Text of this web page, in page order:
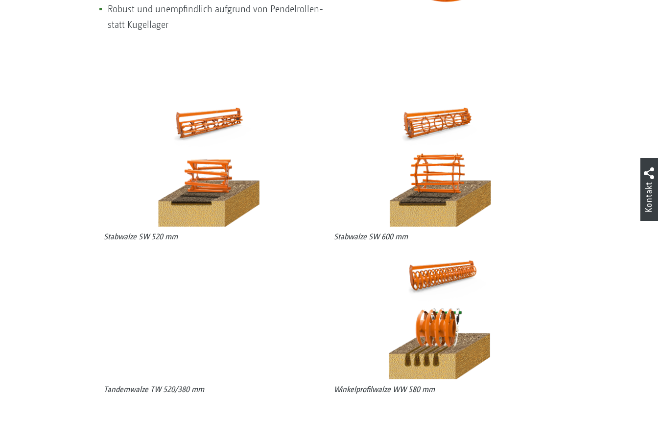
Robust und unempfindlich aufgrund von Pendelrollen-
statt Kugellager
Stabwalze SW 520 mm Stabwalze SW 600 mm
Tandemwalze TW 520/380 mm Winkelprofilwalze WW 580 mm
Kontakt